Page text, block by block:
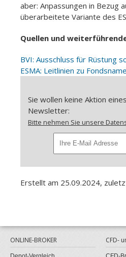
aber: Anpassungen in Bezug
überarbeitete Variante des
Quellen und
BVI: Ausschluss für Rüstung
ESMA: Leitlinien zu
Sie wollen keine Aktion
Newsletter:
Bitte nehmen Sie unsere
Erstellt am 25.09.2024,
ONLINE-BROKER CFD-